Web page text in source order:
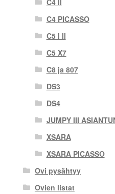
C4 II
C4 PICASSO
C5 I II
C5 X7
C8 ja 807
DS3
DS4
JUMPY III
XSARA
XSARA PICASSO
Ovi pysähtyy
Ovien listat